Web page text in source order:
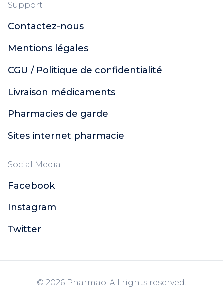
Support
Contactez-nous
Mentions légales
CGU / Politique de confidentialité
Livraison médicaments
Pharmacies de garde
Sites internet pharmacie
Social Media
Facebook
Instagram
Twitter
© 2026 Pharmao. All rights reserved.